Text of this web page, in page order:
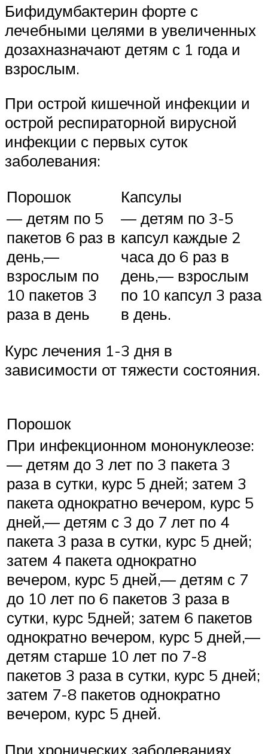
Бифидумбактерин форте с
лечебными целями в увеличенных
дозахназначают детям с 1 года и
взрослым.
При острой кишечной инфекции и
острой респираторной вирусной
инфекции с первых суток
заболевания:
Порошок
Капсулы
— детям по 5
пакетов 6 раз в
день,—
взрослым по
10 пакетов 3
раза в день
— детям по 3-5
капсул каждые 2
часа до 6 раз в
день,— взрослым
по 10 капсул 3 раза
в день.
Курс лечения 1-3 дня в
зависимости от тяжести состояния.
Порошок
При инфекционном мононуклеозе:
— детям до 3 лет по 3 пакета 3
раза в сутки, курс 5 дней; затем 3
пакета однократно вечером, курс 5
дней,— детям с 3 до 7 лет по 4
пакета 3 раза в сутки, курс 5 дней;
затем 4 пакета однократно
вечером, курс 5 дней,— детям с 7
до 10 лет по 6 пакетов 3 раза в
сутки, курс 5дней; затем 6 пакетов
однократно вечером, курс 5 дней,—
детям старше 10 лет по 7-8
пакетов 3 раза в сутки, курс 5 дней;
затем 7-8 пакетов однократно
вечером, курс 5 дней.
При хронических заболеваниях